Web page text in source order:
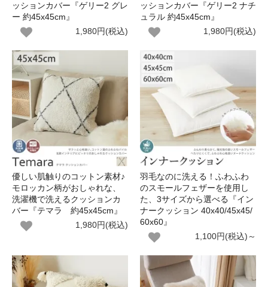
ッションカバー『ゲリー2 グレ
ー 約45x45cm』
1,980円(税込)
ッションカバー『ゲリー2 ナチ
ュラル 約45x45cm』
1,980円(税込)
優しい肌触りのコットン素材♪
モロッカン柄がおしゃれな、
洗濯機で洗えるクッションカ
バー『テマラ 約45x45cm』
1,980円(税込)
羽毛なのに洗える！ふわふわ
のスモールフェザーを使用し
た、3サイズから選べる『イン
ナークッション 40x40/45x45/
60x60』
1,100円(税込)～